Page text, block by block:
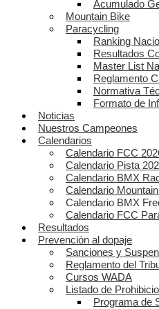
Acumulado
Mountain Bike
Paracycling
Ranking
Resultados
Master List
Reglamento
Normativa
Formato de
Noticias
Nuestros Campeones
Calendarios
Calendario FCC
Calendario Pista
Calendario BMX
Calendario
Calendario BMX
Calendario FCC
Resultados
Prevención al dopaje
Sanciones y
Reglamento del
Cursos WADA
Listado de
Programa de